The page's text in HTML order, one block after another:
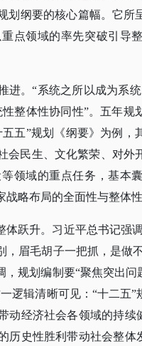
划纲要的核心篇幅。它所
点领域的率先突破引导
进。“系统之所以成为系
整体性协同性”。五年规
五”规划《纲要》为例，
会民生、文化繁荣、对外
领域的重点任务，基本
略布局的全面性与整体性
跃升。习近平总书记强调
眉毛胡子一把抓，是做
，规划编制要“聚焦突出
逻辑清晰可见：“十二五
动经济社会各领域的持续
历史性胜利带动社会整体